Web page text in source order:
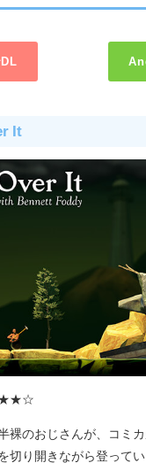
It
裸のおじさんが、コミ
切り開きながら登って